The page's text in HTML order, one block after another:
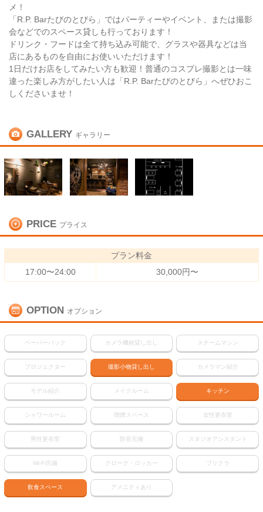
メ！
「R.P. Barたびのとびら」ではパーティーやイベント、または撮影
会などでのスペース貸しも行っております！
ドリンク・フードは全て持ち込み可能で、グラスや器具などは当
店にあるものを自由にお使いいただけます！
1日だけお店をしてみたい方も歓迎！普通のコスプレ撮影とは一味
違った楽しみ方がしたい人は「R.P. Barたびのとびら」へぜひおこ
しくださいませ！
GALLERY ギャラリー
PRICE プライス
プラン料金
17:00〜24:00
30,000円〜
OPTION オプション
ペーパーバック カメラ機材貸し出し スチームマシン
プロジェクター 撮影小物貸し出し カメラマン紹介
モデル紹介 メイクルーム キッチン
シャワールーム 喫煙スペース 女性更衣室
男性更衣室 防音完備 スタジオアシスタント
Wi-Fi完備 クローク・ロッカー プリクラ
飲食スペース アメニティあり